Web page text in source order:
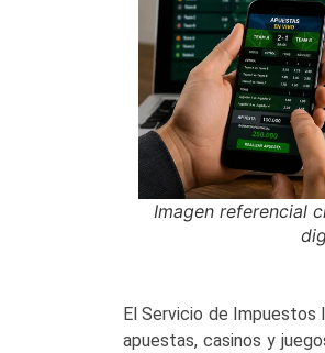
Imagen referencial
El Servicio de Impuestos
apuestas, casinos y